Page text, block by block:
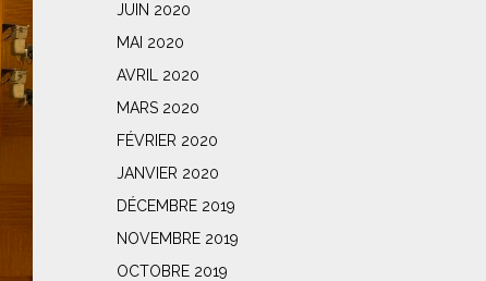
JUIN 2020
MAI 2020
AVRIL 2020
MARS 2020
FÉVRIER 2020
JANVIER 2020
DÉCEMBRE 2019
NOVEMBRE 2019
OCTOBRE 2019